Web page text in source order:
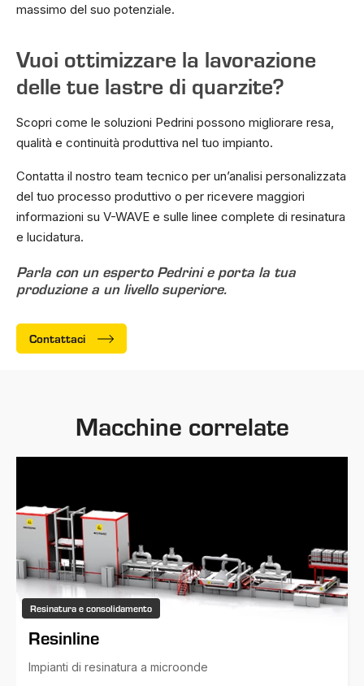
massimo del suo potenziale.
Vuoi ottimizzare la lavorazione
delle tue lastre di quarzite?
Scopri come le soluzioni Pedrini possono migliorare resa,
qualità e continuità produttiva nel tuo impianto.
Contatta il nostro team tecnico per un’analisi personalizzata
del tuo processo produttivo o per ricevere maggiori
informazioni su V-WAVE e sulle linee complete di resinatura
e lucidatura.
Parla con un esperto Pedrini e porta la tua
produzione a un livello superiore.
Contattaci
Macchine correlate
Resinatura e consolidamento
Resinline
Impianti di resinatura a microonde